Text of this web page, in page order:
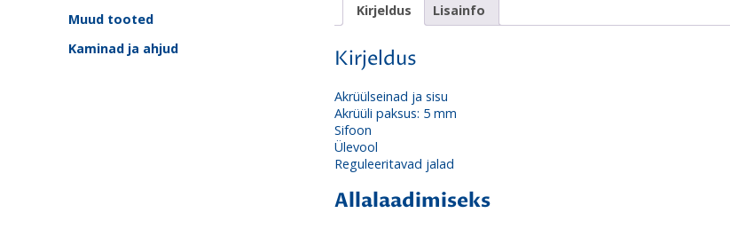
Muud tooted
Kaminad ja ahjud
Kirjeldus Lisainfo
Kirjeldus
Akrüülseinad ja sisu
Akrüüli paksus: 5 mm
Sifoon
Ülevool
Reguleeritavad jalad
Allalaadimiseks